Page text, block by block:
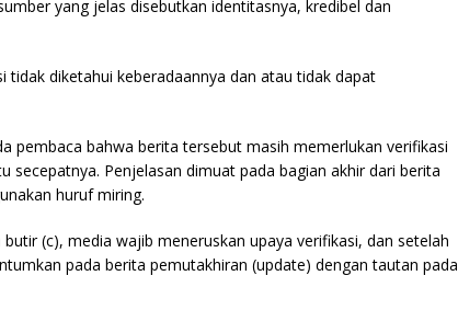
yang jelas disebutkan identitasnya, kredibel dan
tidak diketahui keberadaannya dan atau tidak dapat
pembaca bahwa berita tersebut masih memerlukan verifikasi
secepatnya. Penjelasan dimuat pada bagian akhir dari berita
huruf miring.
(c), media wajib meneruskan upaya verifikasi, dan setelah
pada berita pemutakhiran (update) dengan tautan pada